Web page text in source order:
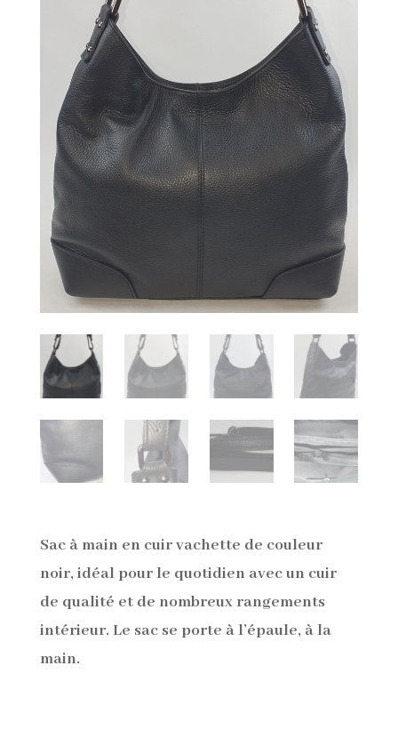
Sac à main en cuir vachette de couleur
noir, idéal pour le quotidien avec un cuir
de qualité et de nombreux rangements
intérieur. Le sac se porte à l’épaule, à la
main.